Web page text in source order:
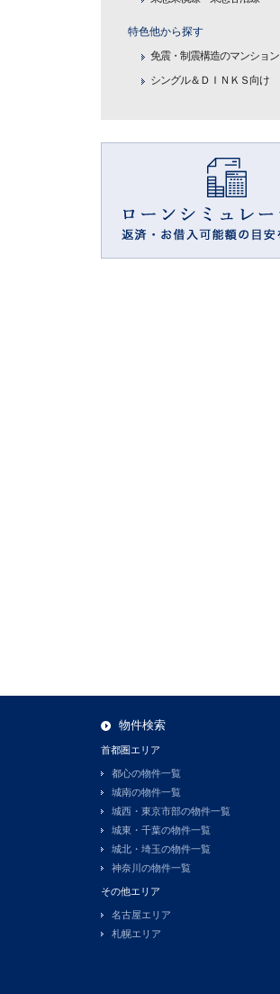
特色他から探す
免震・制震構造のマンション
シングル＆ＤＩＮＫＳ向け
物件検索
首都圏エリア
都心の物件一覧
城南の物件一覧
城西・東京市部の物件一覧
城東・千葉の物件一覧
城北・埼玉の物件一覧
神奈川の物件一覧
その他エリア
名古屋エリア
札幌エリア